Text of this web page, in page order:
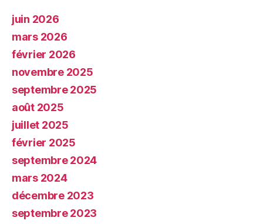
juin 2026
mars 2026
février 2026
novembre 2025
septembre 2025
août 2025
juillet 2025
février 2025
septembre 2024
mars 2024
décembre 2023
septembre 2023